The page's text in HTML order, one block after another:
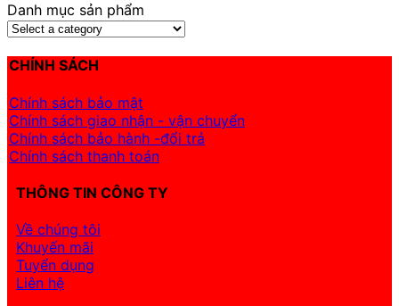
Danh mục sản phẩm
CHÍNH SÁCH
Chính sách bảo mật
Chính sách giao nhận - vận chuyển
Chính sách bảo hành -đổi trả
Chính sách thanh toán
THÔNG TIN CÔNG TY
Về chúng tôi
Khuyến mãi
Tuyển dụng
Liên hệ